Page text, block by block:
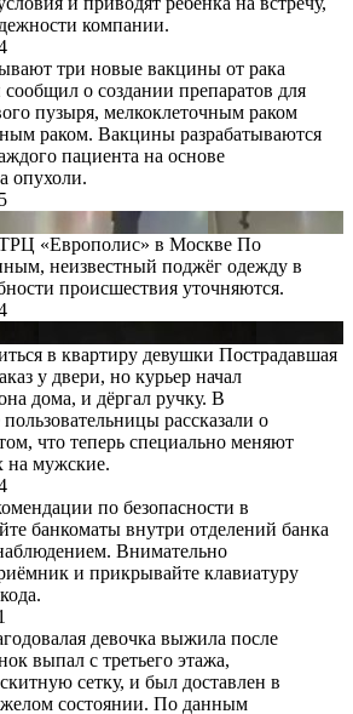
компании.
три новые вакцины от рака
о создании препаратов для
пузыря, мелкоклеточным раком
раком. Вакцины разрабатываются
пациента на основе
опухоли.
«Европолис» в Москве По
неизвестный поджёг одежду в
происшествия уточняются.
в квартиру девушки Пострадавшая
у двери, но курьер начал
дома, и дёргал ручку. В
рассказали о
что теперь специально меняют
на мужские.
по безопасности в
банкоматы внутри отделений банка
Внимательно
и прикрывайте клавиатуру
девочка выжила после
выпал с третьего этажа,
сетку, и был доставлен в
состоянии. По данным